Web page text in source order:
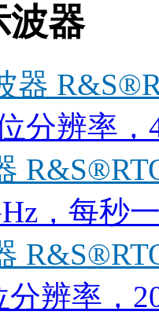
波器
器
分辨率，
，每秒
分辨率，